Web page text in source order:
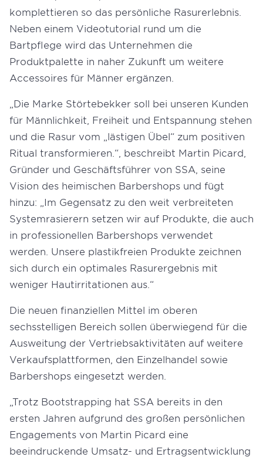
komplettieren so das persönliche Rasurerlebnis.
Neben einem Videotutorial rund um die
Bartpflege wird das Unternehmen die
Produktpalette in naher Zukunft um weitere
Accessoires für Männer ergänzen.
„Die Marke Störtebekker soll bei unseren Kunden
für Männlichkeit, Freiheit und Entspannung stehen
und die Rasur vom „lästigen Übel“ zum positiven
Ritual transformieren.“, beschreibt Martin Picard,
Gründer und Geschäftsführer von SSA, seine
Vision des heimischen Barbershops und fügt
hinzu: „Im Gegensatz zu den weit verbreiteten
Systemrasierern setzen wir auf Produkte, die auch
in professionellen Barbershops verwendet
werden. Unsere plastikfreien Produkte zeichnen
sich durch ein optimales Rasurergebnis mit
weniger Hautirritationen aus.“
Die neuen finanziellen Mittel im oberen
sechsstelligen Bereich sollen überwiegend für die
Ausweitung der Vertriebsaktivitäten auf weitere
Verkaufsplattformen, den Einzelhandel sowie
Barbershops eingesetzt werden.
„Trotz Bootstrapping hat SSA bereits in den
ersten Jahren aufgrund des großen persönlichen
Engagements von Martin Picard eine
beeindruckende Umsatz- und Ertragsentwicklung